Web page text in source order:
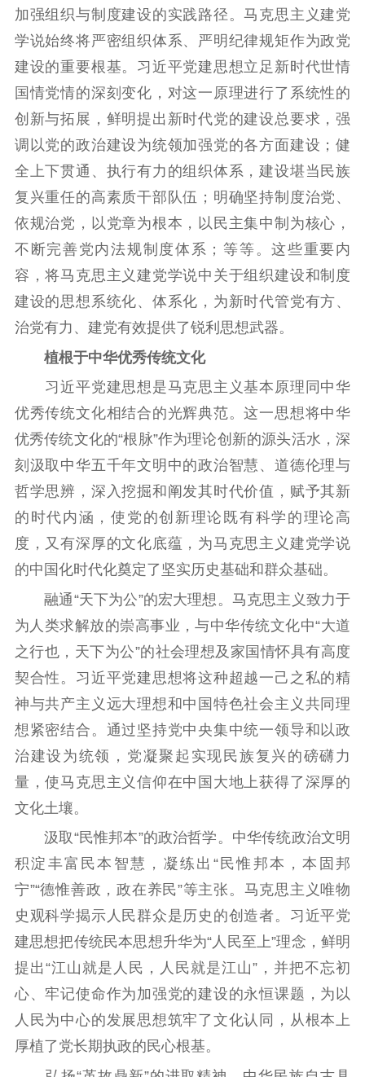
加强组织与制度建设的实践路径。马克思主义建党
学说始终将严密组织体系、严明纪律规矩作为政党
建设的重要根基。习近平党建思想立足新时代世情
国情党情的深刻变化，对这一原理进行了系统性的
创新与拓展，鲜明提出新时代党的建设总要求，强
调以党的政治建设为统领加强党的各方面建设；健
全上下贯通、执行有力的组织体系，建设堪当民族
复兴重任的高素质干部队伍；明确坚持制度治党、
依规治党，以党章为根本，以民主集中制为核心，
不断完善党内法规制度体系；等等。这些重要内
容，将马克思主义建党学说中关于组织建设和制度
建设的思想系统化、体系化，为新时代管党有方、
治党有力、建党有效提供了锐利思想武器。
植根于中华优秀传统文化
习近平党建思想是马克思主义基本原理同中华
优秀传统文化相结合的光辉典范。这一思想将中华
优秀传统文化的“根脉”作为理论创新的源头活水，深
刻汲取中华五千年文明中的政治智慧、道德伦理与
哲学思辨，深入挖掘和阐发其时代价值，赋予其新
的时代内涵，使党的创新理论既有科学的理论高
度，又有深厚的文化底蕴，为马克思主义建党学说
的中国化时代化奠定了坚实历史基础和群众基础。
融通“天下为公”的宏大理想。马克思主义致力于
为人类求解放的崇高事业，与中华传统文化中“大道
之行也，天下为公”的社会理想及家国情怀具有高度
契合性。习近平党建思想将这种超越一己之私的精
神与共产主义远大理想和中国特色社会主义共同理
想紧密结合。通过坚持党中央集中统一领导和以政
治建设为统领，党凝聚起实现民族复兴的磅礴力
量，使马克思主义信仰在中国大地上获得了深厚的
文化土壤。
汲取“民惟邦本”的政治哲学。中华传统政治文明
积淀丰富民本智慧，凝练出“民惟邦本，本固邦
宁”“德惟善政，政在养民”等主张。马克思主义唯物
史观科学揭示人民群众是历史的创造者。习近平党
建思想把传统民本思想升华为“人民至上”理念，鲜明
提出“江山就是人民，人民就是江山”，并把不忘初
心、牢记使命作为加强党的建设的永恒课题，为以
人民为中心的发展思想筑牢了文化认同，从根本上
厚植了党长期执政的民心根基。